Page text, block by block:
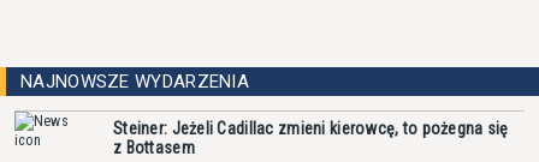
NAJNOWSZE WYDARZENIA
Steiner: Jeżeli Cadillac zmieni kierowcę, to pożegna się
z Bottasem